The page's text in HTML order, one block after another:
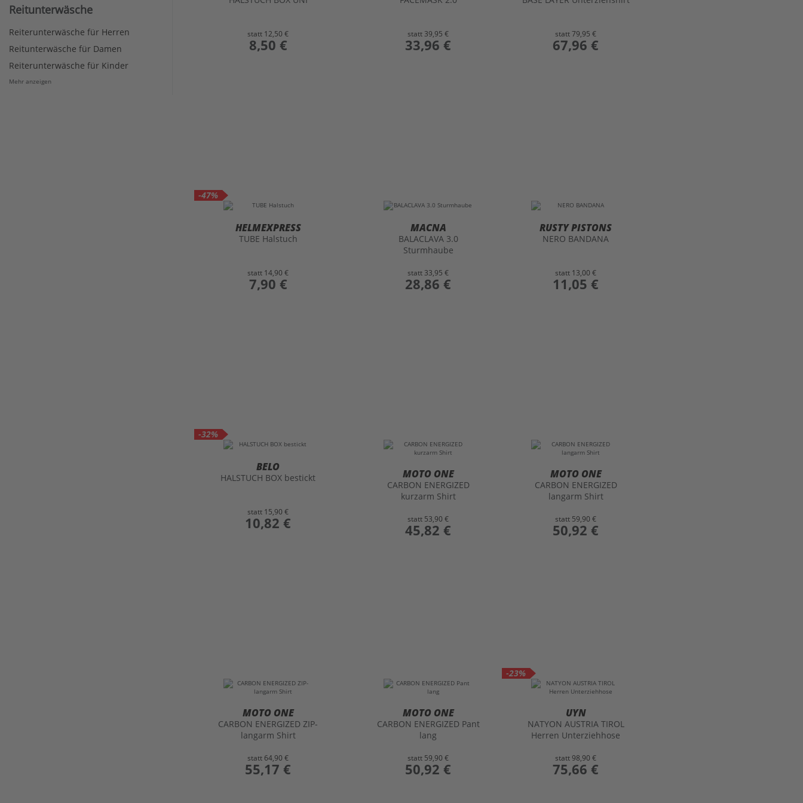
statt 12,50 €
preis
8,50 €
statt 39,95 €
preis
33,96 €
statt79,95 €
preis
67,96 €
-47%
HELMEXPRESS
TUBE Halstuch
statt 14,90 €
preis
7,90 €
MACNA
BALACLAVA 3.0
Sturmhaube
statt 33,95 €
preis
28,86 €
RUSTY PISTONS
NERO BANDANA
statt 13,00 €
preis
11,05 €
-32%
BELO
HALSTUCH BOX bestickt
statt 15,90 €
preis
10,82 €
MOTO ONE
CARBON ENERGIZED
kurzarm Shirt
statt 53,90 €
preis
45,82 €
MOTO ONE
CARBON ENERGIZED
langarm Shirt
statt 59,90 €
preis
50,92 €
MOTO ONE
CARBON ENERGIZED ZIP-
langarm Shirt
statt 64,90 €
preis
55,17 €
MOTO ONE
CARBON ENERGIZED Pant
lang
statt 59,90 €
preis
50,92 €
-23%
UYN
NATYON AUSTRIA TIROL
Herren Unterziehhose
statt98,90 €
preis
75,66 €
Reitunterwäsche
Reiterunterwäsche für Herren
Reitunterwäsche für Damen
Reiterunterwäsche für Kinder
Mehr anzeigen